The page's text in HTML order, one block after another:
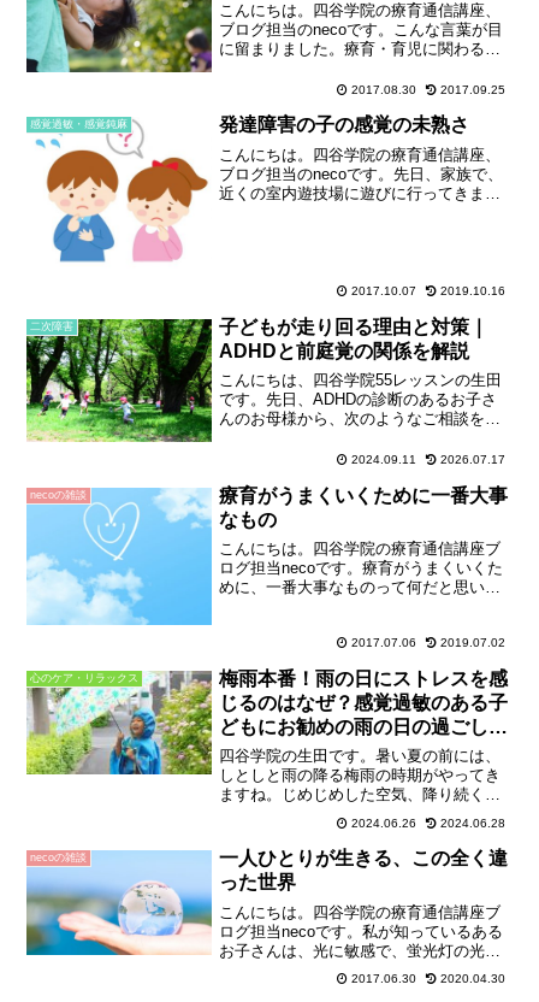
こんにちは。四谷学院の療育通信講座、
ブログ担当のnecoです。こんな言葉が目
に留まりました。療育・育児に関わる大
者」でありたいものですね。深い自省を
任の担任の先生が継...
2017.08.30 2017.09.25
感覚過敏・感覚鈍麻 発達障害の子の感覚の未熟さ
こんにちは。四谷学院の療育通信講座、
ブログ担当のnecoです。先日、家族で、
近くの室内遊技場に遊びに行ってきまし
2017.10.07 2019.10.16
二次障害
子どもが走り回る理由と対策｜
ADHDと前庭覚の関係を解説
こんにちは、四谷学院55レッスンの生田
です。先日、ADHDの診断のあるお子さ
んのお母様から、次のようなご相談をい
によくわかります。みなさんも、親の言
の姿を一度は見かけた...
2024.09.11 2026.07.17
necoの雑談
療育がうまくいくために一番大事
なもの
こんにちは。四谷学院の療育通信講座ブ
ログ担当necoです。療育がうまくいくた
めに、一番大事なものって何だと思いま
なんて存在しません。necoは、療育に一
2017.07.06 2019.07.02
心のケア・リラックス
梅雨本番！雨の日にストレスを感
じるのはなぜ？感覚過敏のある子
どもにお勧めの雨の日の過ごし方
【６月のピックアップ動画】
四谷学院の生田です。暑い夏の前には、
しとしと雨の降る梅雨の時期がやってき
ますね。じめじめした空気、降り続く雨
の音、肌が濡れる感覚……。雨の降る日
は、憂鬱な気持ちになる方も多いのでは
ないでしょうか？発達障害に共通する特
性の一つとして、「感覚過...
2024.06.26 2024.06.28
necoの雑談
一人ひとりが生きる、この全く違
った世界
こんにちは。四谷学院の療育通信講座ブ
ログ担当necoです。私が知っているある
お子さんは、光に敏感で、蛍光灯の光を
「電子が見える」と言って激しく嫌がり
ます。その子のお母さんは、「電子なん
2017.06.30 2020.04.30